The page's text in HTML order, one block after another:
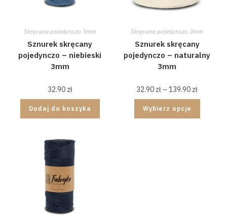
Skręcane pojedynczo 3mm
Sznurek skręcany
pojedynczo – niebieski
3mm
32.90 zł
Dodaj do koszyka
Skręcane pojedynczo 3mm
Sznurek skręcany
pojedynczo – naturalny
3mm
32.90 zł – 139.90 zł
Wybierz opcje